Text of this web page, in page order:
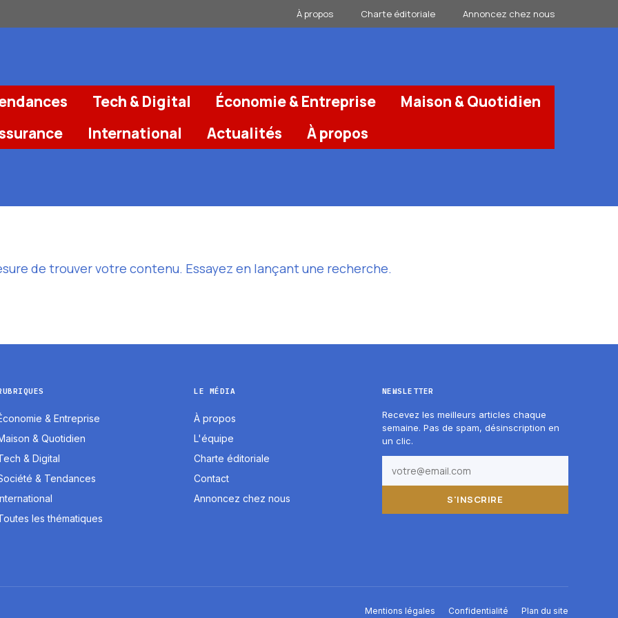
À propos Charte éditoriale Annoncez chez nous
Tech & Digital Économie & Entreprise
Maison & Quotidien
International Actualités À propos
de trouver votre contenu. Essayez en lançant une recherche.
& Entreprise
& Quotidien
& Digital
& Tendances
les thématiques
LE MÉDIA
À propos
L'équipe
Charte éditoriale
Contact
Annoncez chez nous
NEWSLETTER
Recevez les meilleurs articles chaque
semaine. Pas de spam, désinscription en
un clic.
S'INSCRIRE
Mentions légales Confidentialité Plan du site